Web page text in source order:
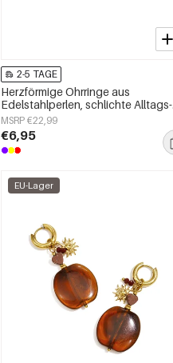
2-5 TAGE
Herzförmige Ohrringe aus
Edelstahlperlen, schlichte Alltags-
Serie, Damenschmuck
MSRP €22,99
€6,95
EU-Lager